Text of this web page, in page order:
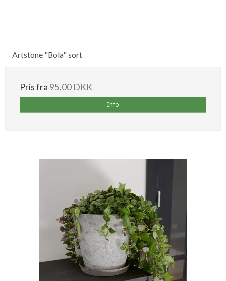
Artstone "Bola" sort
Pris fra 95,00 DKK
Info